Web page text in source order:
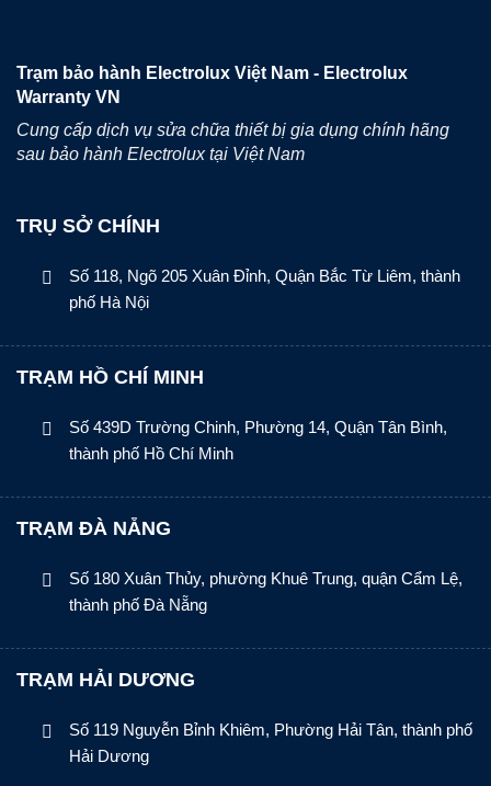
Trạm bảo hành Electrolux Việt Nam - Electrolux
Warranty VN
Cung cấp dịch vụ sửa chữa thiết bị gia dụng chính hãng
sau bảo hành Electrolux tại Việt Nam
TRỤ SỞ CHÍNH
Số 118, Ngõ 205 Xuân Đỉnh, Quận Bắc Từ Liêm, thành
phố Hà Nội
TRẠM HỒ CHÍ MINH
Số 439D Trường Chinh, Phường 14, Quận Tân Bình,
thành phố Hồ Chí Minh
TRẠM ĐÀ NẴNG
Số 180 Xuân Thủy, phường Khuê Trung, quận Cẩm Lệ,
thành phố Đà Nẵng
TRẠM HẢI DƯƠNG
Số 119 Nguyễn Bỉnh Khiêm, Phường Hải Tân, thành phố
Hải Dương